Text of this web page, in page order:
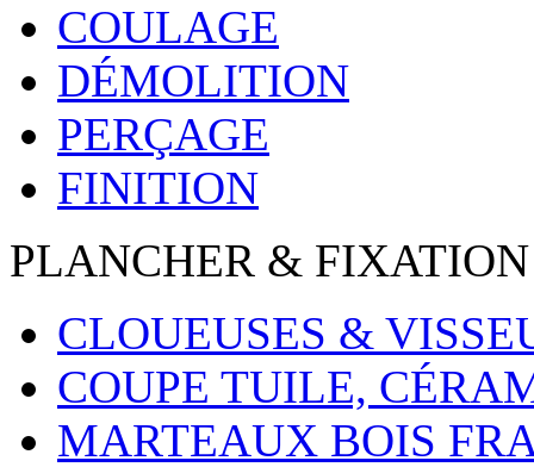
COULAGE
DÉMOLITION
PERÇAGE
FINITION
PLANCHER & FIXATION
CLOUEUSES &
COUPE TUILE,
MARTEAUX BOIS